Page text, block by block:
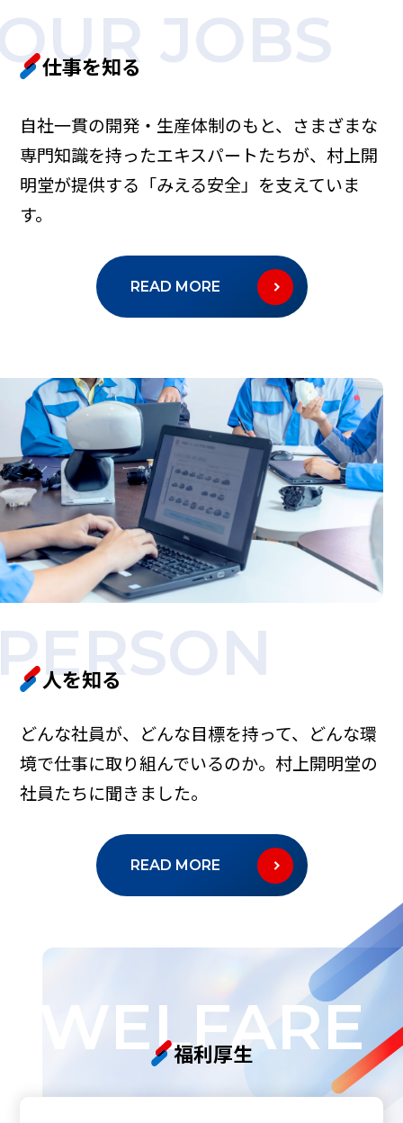
JOBS
仕事を知る
自社一貫の開発・生産体制のもと、さまざまな
専門知識を持ったエキスパートたちが、村上開
明堂が提供する「みえる安全」を支えていま
す。
READ MORE
人を知る
どんな社員が、どんな目標を持って、どんな環
境で仕事に取り組んでいるのか。村上開明堂の
社員たちに聞きました。
READ MORE
WELFARE
福利厚生